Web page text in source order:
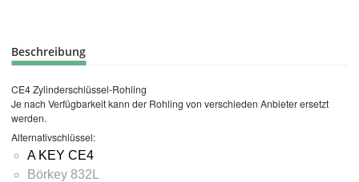
Beschreibung
CE4 Zylinderschlüssel-Rohling
Je nach Verfügbarkeit kann der Rohling von verschieden Anbieter ersetzt
werden.
Alternativschlüssel:
A KEY CE4
Börkey 832L